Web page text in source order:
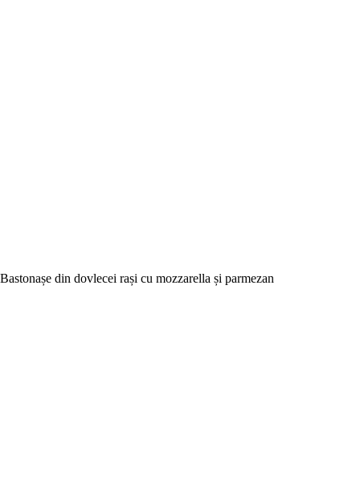
Bastonașe din dovlecei rași cu mozzarella și parmezan